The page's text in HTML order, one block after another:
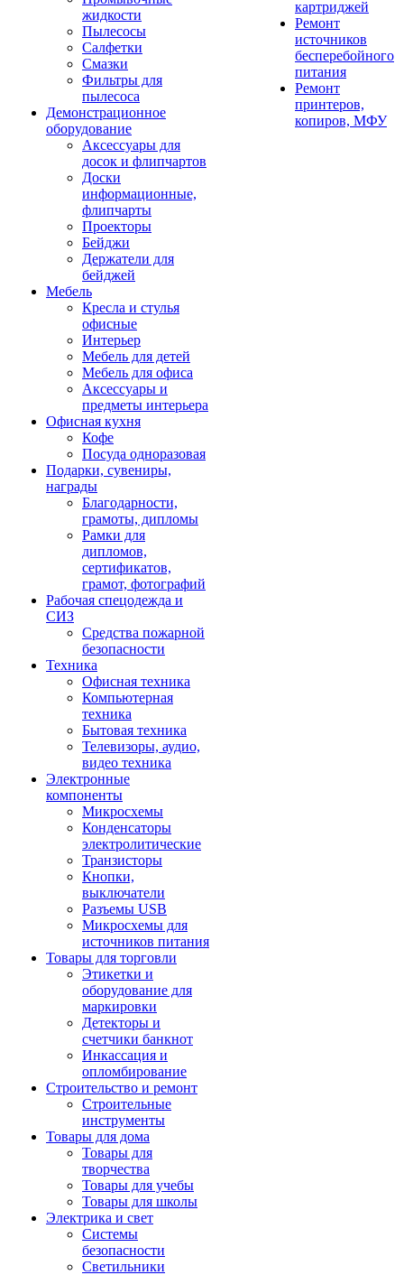
жидкости
Пылесосы
Салфетки
Смазки
Фильтры для
пылесоса
Демонстрационное
оборудование
Аксессуары для
досок и флипчартов
Доски
информационные,
флипчарты
Проекторы
Бейджи
Держатели для
бейджей
Мебель
Кресла и стулья
офисные
Интерьер
Мебель для детей
Мебель для офиса
Аксессуары и
предметы интерьера
Офисная кухня
Кофе
Посуда одноразовая
Подарки, сувениры,
награды
Благодарности,
грамоты, дипломы
Рамки для
дипломов,
сертификатов,
грамот, фотографий
Рабочая спецодежда и
СИЗ
Средства пожарной
безопасности
Техника
Офисная техника
Компьютерная
техника
Бытовая техника
Телевизоры, аудио,
видео техника
Электронные
компоненты
Микросхемы
Конденсаторы
электролитические
Транзисторы
Кнопки,
выключатели
Разъемы USB
Микросхемы для
источников питания
Товары для торговли
Этикетки и
оборудование для
маркировки
Детекторы и
счетчики банкнот
Инкассация и
опломбирование
Строительство и ремонт
Строительные
инструменты
Товары для дома
Товары для
творчества
Товары для учебы
Товары для школы
Электрика и свет
Системы
безопасности
Светильники
картриджей
Ремонт
источников
бесперебойного
питания
Ремонт
принтеров,
копиров, МФУ